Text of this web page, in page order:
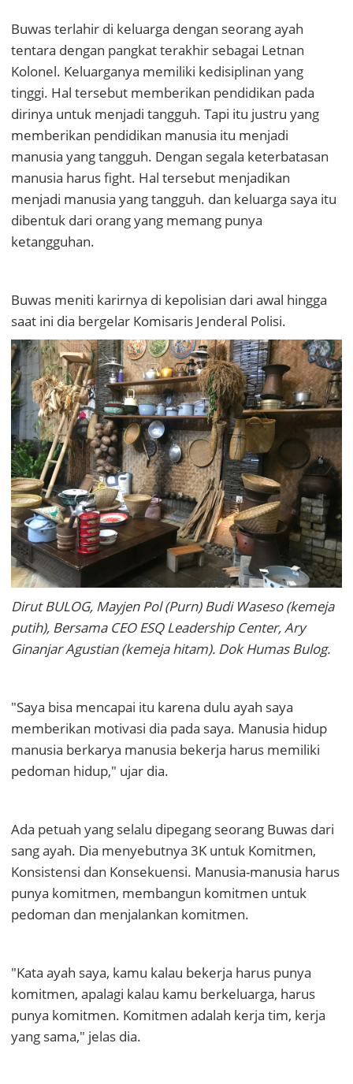
Buwas terlahir di keluarga dengan seorang ayah
tentara dengan pangkat terakhir sebagai Letnan
Kolonel. Keluarganya memiliki kedisiplinan yang
tinggi. Hal tersebut memberikan pendidikan pada
dirinya untuk menjadi tangguh. Tapi itu justru yang
memberikan pendidikan manusia itu menjadi
manusia yang tangguh. Dengan segala keterbatasan
manusia harus fight. Hal tersebut menjadikan
menjadi manusia yang tangguh. dan keluarga saya itu
dibentuk dari orang yang memang punya
ketangguhan.
Buwas meniti karirnya di kepolisian dari awal hingga
saat ini dia bergelar Komisaris Jenderal Polisi.
Dirut BULOG, Mayjen Pol (Purn) Budi Waseso (kemeja
putih), Bersama CEO ESQ Leadership Center, Ary
Ginanjar Agustian (kemeja hitam). Dok Humas Bulog.
"Saya bisa mencapai itu karena dulu ayah saya
memberikan motivasi dia pada saya. Manusia hidup
manusia berkarya manusia bekerja harus memiliki
pedoman hidup," ujar dia.
Ada petuah yang selalu dipegang seorang Buwas dari
sang ayah. Dia menyebutnya 3K untuk Komitmen,
Konsistensi dan Konsekuensi. Manusia-manusia harus
punya komitmen, membangun komitmen untuk
pedoman dan menjalankan komitmen.
"Kata ayah saya, kamu kalau bekerja harus punya
komitmen, apalagi kalau kamu berkeluarga, harus
punya komitmen. Komitmen adalah kerja tim, kerja
yang sama," jelas dia.